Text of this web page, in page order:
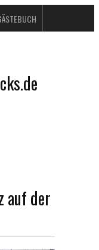
auf der